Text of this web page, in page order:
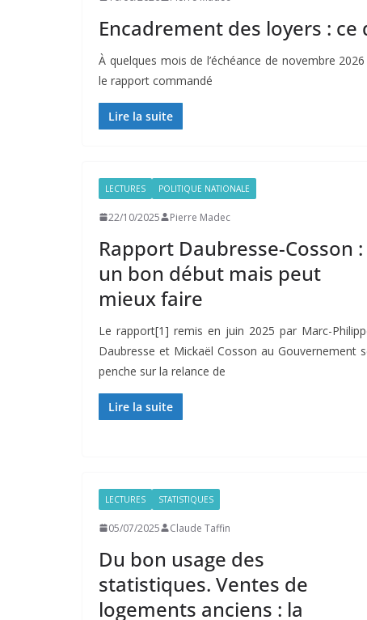
Encadrement des loyers :
À quelques mois de l’échéance de novembre
le rapport commandé
Lire la suite
LECTURES POLITIQUE NATIONALE
22/10/2025 Pierre Madec
Rapport Daubresse-Cosson :
un bon début mais peut
mieux faire
Le rapport[1] remis en juin 2025 par Marc-
Daubresse et Mickaël Cosson au Gouvernement
penche sur la relance de
Lire la suite
LECTURES STATISTIQUES
05/07/2025 Claude Taffin
Du bon usage des
statistiques. Ventes de
logements anciens : la